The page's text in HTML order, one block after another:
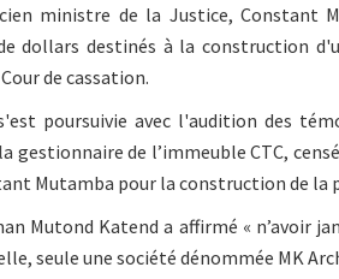
ministre de la Justice, Constant
dollars destinés à la construction
de cassation.
poursuivie avec l'audition des
gestionnaire de l’immeuble CTC,
Mutamba pour la construction de la
Mutond Katend a affirmé « n’avoir
seule une société dénommée MK